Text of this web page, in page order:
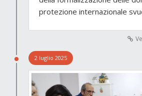
protezione internazionale
2 luglio 2025